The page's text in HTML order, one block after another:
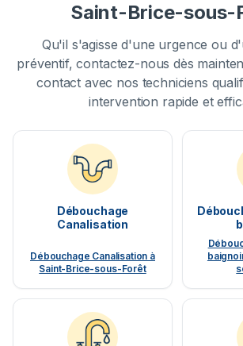
Saint-Brice-sous-
Qu'il s'agisse d'une urgence ou
préventif, contactez-nous dès
contact avec nos techniciens
intervention rapide et
Débouchage
Canalisation
Débouchage Canalisation à
Saint-Brice-sous-Forêt